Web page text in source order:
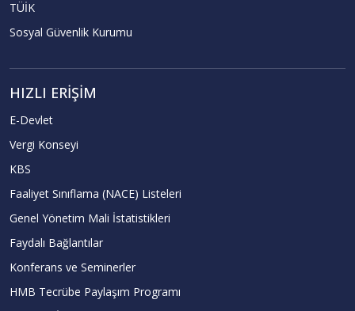
TÜİK
Sosyal Güvenlik Kurumu
HIZLI ERIŞIM
E-Devlet
Vergi Konseyi
KBS
Faaliyet Sınıflama (NACE) Listeleri
Genel Yönetim Mali İstatistikleri
Faydalı Bağlantılar
Konferans ve Seminerler
HMB Tecrübe Paylaşım Programı